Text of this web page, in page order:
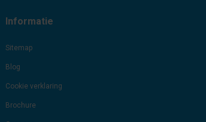
Informatie
Sitemap
Blog
Cookie verklaring
Brochure